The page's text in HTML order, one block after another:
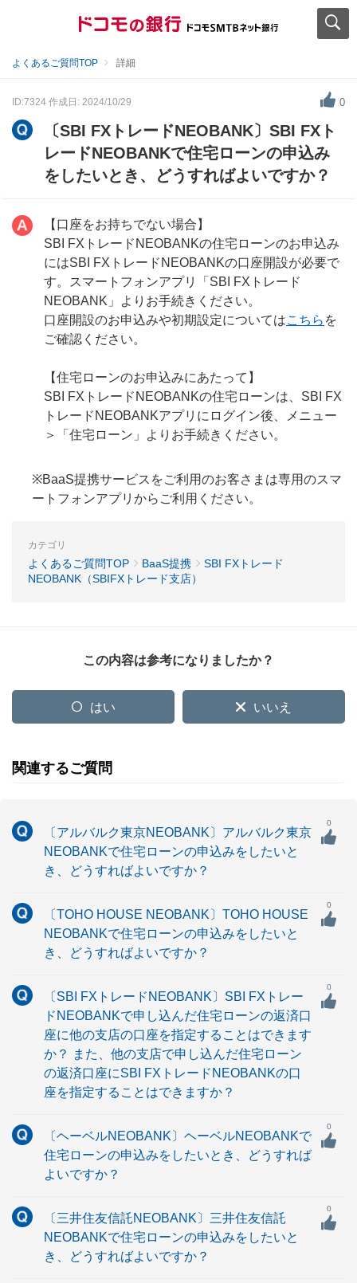
よくあるご質問TOP 詳細
ID:7324 作成日: 2024/10/29 0
〔SBI FXトレードNEOBANK〕SBI FXト
レードNEOBANKで住宅ローンの申込み
をしたいとき、どうすればよいですか？
【口座をお持ちでない場合】
SBI FXトレードNEOBANKの住宅ローンのお申込み
にはSBI FXトレードNEOBANKの口座開設が必要で
す。スマートフォンアプリ「SBI FXトレード
NEOBANK」よりお手続きください。
口座開設のお申込みや初期設定についてはこちら を
ご確認ください。
【住宅ローンのお申込みにあたって】
SBI FXトレードNEOBANKの住宅ローンは、SBI FX
トレードNEOBANKアプリにログイン後、メニュー
＞「住宅ローン」よりお手続きください。
※BaaS提携サービスをご利用のお客さまは専用のスマ
ートフォンアプリからご利用ください。
カテゴリ
よくあるご質問TOP BaaS提携
SBI FXトレード
NEOBANK（SBIFXトレード支店）
この内容は参考になりましたか？
はい いいえ
関連するご質問
〔アルバルク東京NEOBANK〕アルバルク東京
NEOBANKで住宅ローンの申込みをしたいと
き、どうすればよいですか？
0
〔TOHO HOUSE NEOBANK〕TOHO HOUSE
NEOBANKで住宅ローンの申込みをしたいと
き、どうすればよいですか？
0
〔SBI FXトレードNEOBANK〕SBI FXトレー
ドNEOBANKで申し込んだ住宅ローンの返済口
座に他の支店の口座を指定することはできます
か？ また、他の支店で申し込んだ住宅ローン
の返済口座にSBI FXトレードNEOBANKの口
座を指定することはできますか？
0
〔ヘーベルNEOBANK〕ヘーベルNEOBANKで
住宅ローンの申込みをしたいとき、どうすれば
よいですか？
0
〔三井住友信託NEOBANK〕三井住友信託
NEOBANKで住宅ローンの申込みをしたいと
き、どうすればよいですか？
0